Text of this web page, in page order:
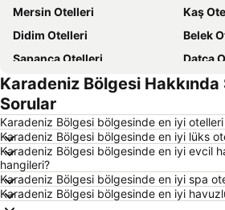
Mersin Otelleri
Kaş
Didim Otelleri
Belek
Sapanca Otelleri
Datça
İstanbul Otelleri
İzmir Otelleri
Bozcaada Otelleri
Çanakkale Otelleri
Erdek Otelleri
Ege
Aydın Çevresi Otelleri
Karadeniz Bölgesi Hakkında
Sorular
Karadeniz Bölgesi bölgesinde en iyi
Karadeniz Bölgesi bölgesinde en iyi lüks
Karadeniz Bölgesi bölgesinde en iyi evcil
hangileri?
Karadeniz Bölgesi bölgesinde en iyi spa
Karadeniz Bölgesi bölgesinde en iyi